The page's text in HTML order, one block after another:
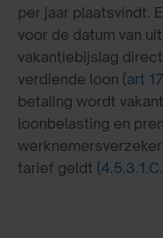
per jaar plaatsvindt.
voor de datum van
vakantiebijslag
verdiende loon (art
betaling wordt
loonbelasting en
tarief geldt